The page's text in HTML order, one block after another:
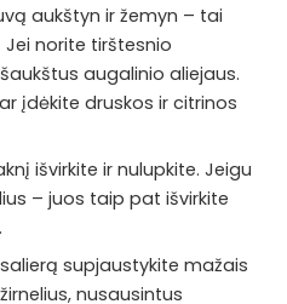
aukštyn ir žemyn – tai
Jei norite tirštesnio
augalinio aliejaus.
įdėkite druskos ir citrinos
išvirkite ir nulupkite. Jeigu
– juos taip pat išvirkite
supjaustykite mažais
nusausintus